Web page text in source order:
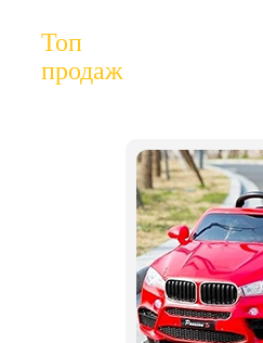
Топ
продаж